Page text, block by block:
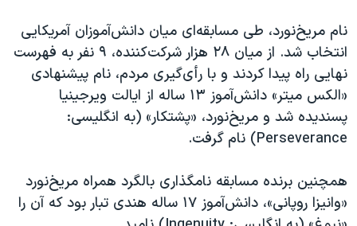
نام مریخ‌نورد، طی مسابقه‌ای میان دانش‌آموزان آمریکایی
انتخاب شد‌‌. از میان ۲۸ هزار شرکت‌کننده، ۹ نفر به فهرست
نهایی راه پیدا کردند و با رأی‌گیری مردم، نام پیشنهادی
«الکس میتر» دانش‌آموز ۱۳ ساله از ایالت ویرجینیا
پسندیده شد و مریخ‌نورد، «پشتکار» (به انگلیسی:
Perseverance) نام گرفت.
همچنین برنده مسابقه نامگذاری بالگرد همراه مریخ‌نورد
«وانیزا روپانی»، دانش‌آموز ۱۷ ساله هندی تبار بود که آن را